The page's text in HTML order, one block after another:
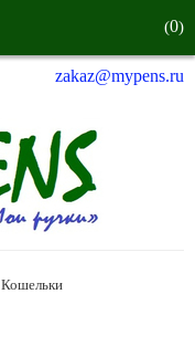
(0)
zakaz@mypens.ru
Кошельки